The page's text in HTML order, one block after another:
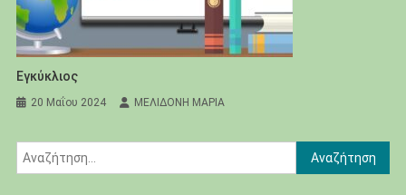
Εγκύκλιος
20 Μαΐου 2024 ΜΕΛΙΔΟΝΗ ΜΑΡΙΑ
Αναζήτηση
για: